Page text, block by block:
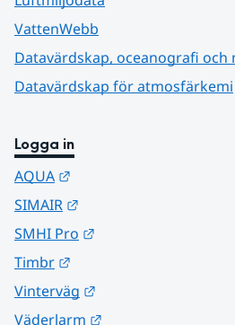
VattenWebb
Datavärdskap, oceanografi och
Datavärdskap för atmosfärkemi
Logga in
AQUA
SIMAIR
SMHI Pro
Timbr
Vinterväg
Väderlarm